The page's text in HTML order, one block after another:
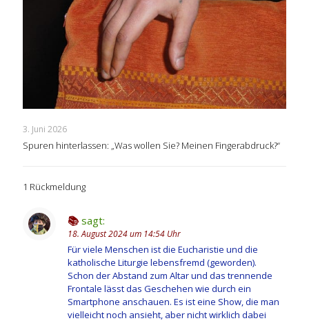
3. Juni 2026
Spuren hinterlassen: „Was wollen Sie? Meinen Fingerabdruck?“
1 Rückmeldung
📚 sagt:
18. August 2024 um 14:54 Uhr
Für viele Menschen ist die Eucharistie und die
katholische Liturgie lebensfremd (geworden).
Schon der Abstand zum Altar und das trennende
Frontale lässt das Geschehen wie durch ein
Smartphone anschauen. Es ist eine Show, die man
vielleicht noch ansieht, aber nicht wirklich dabei